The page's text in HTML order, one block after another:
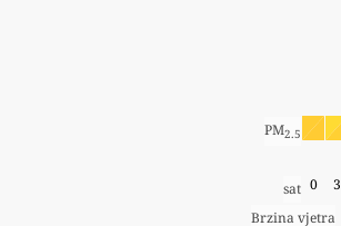
PM2.5
sat 0 3
Brzina vjetra